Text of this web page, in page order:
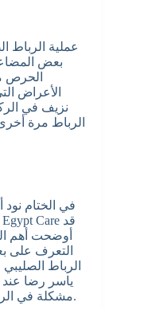
عملية الرباط
بعض
الحرص
الأعراض
نزيف في
الرباط مرة
في الختام
أوضحت أهم
التعرف على
الرباط
ياسر رضا
مشكلة في الركبة بصفة عامة. دمتم في صحة جيدة.